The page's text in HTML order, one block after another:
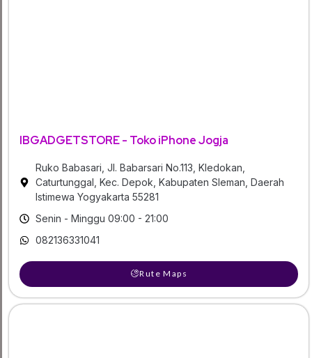
IBGADGETSTORE - Toko iPhone Jogja
Ruko Babasari, Jl. Babarsari No.113, Kledokan,
Caturtunggal, Kec. Depok, Kabupaten Sleman, Daerah
Istimewa Yogyakarta 55281
Senin - Minggu 09:00 - 21:00
082136331041
Rute Maps